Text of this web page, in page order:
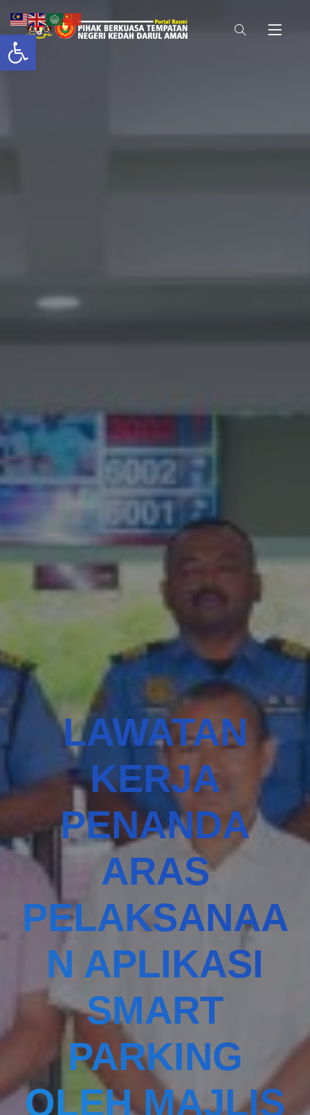
Open toolbar
LAWATAN
KERJA
PENANDA
ARAS
PELAKSANAA
N APLIKASI
SMART
PARKING
OLEH MAJLIS